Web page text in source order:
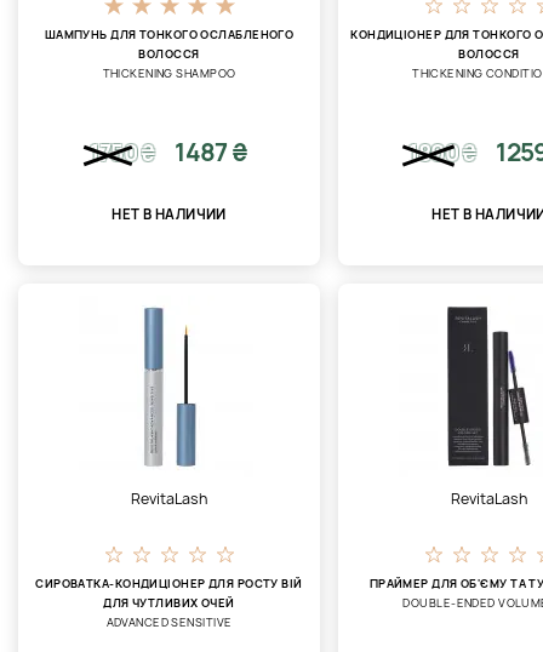
ШАМПУНЬ ДЛЯ ТОНКОГО ОСЛАБЛЕНОГО
ВОЛОССЯ
THICKENING SHAMPOO
1750₴ 1487 ₴
НЕТ В НАЛИЧИИ
КОНДИЦІОНЕР ДЛЯ ТОНКОГО
ВОЛОССЯ
THICKENING
1800₴
НЕТ В
RevitaLash
СИРОВАТКА-КОНДИЦІОНЕР ДЛЯ РОСТУ ВІЙ
ДЛЯ ЧУТЛИВИХ ОЧЕЙ
ADVANCED SENSITIVE
RevitaLash
ПРАЙМЕР ДЛЯ ОБ'ЄМУ ТА
DOUBLE-ENDED